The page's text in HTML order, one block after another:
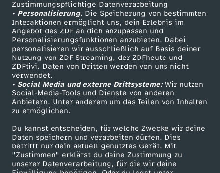
Zustimmungspflichtige Datenverarbeitung
• Personalisierung:Die Speicherung von bestimmten
Interaktionen ermöglicht uns, dein Erlebnis im
Angebot des ZDF an dich anzupassen und
Personalisierungsfunktionen anzubieten. Dabei
personalisieren wir ausschließlich auf Basis deiner
Nutzung von ZDF Streaming, der ZDFheute und
ZDFtivi. Daten von Dritten werden von uns nicht
verwendet.
• Social Media und externe Drittsysteme:Wir nutzen
Social-Media-Tools und Dienste von anderen
Anbietern. Unter anderem um das Teilen von Inhalten
zu ermöglichen.
Du kannst entscheiden, für welche Zwecke wir deine
Daten speichern und verarbeiten dürfen. Dies
betrifft nur dein aktuell genutztes Gerät. Mit
"Zustimmen" erklärst du deine Zustimmung zu
unserer Datenverarbeitung, für die wir deine
Livestreams
Sendungen A-Z
TV-Programm
Zuschauerservice
Hilfe
ZDF Unternehmen
Karriere
ZDF goes Schule
Werbefernsehen
Mainzelmännchen